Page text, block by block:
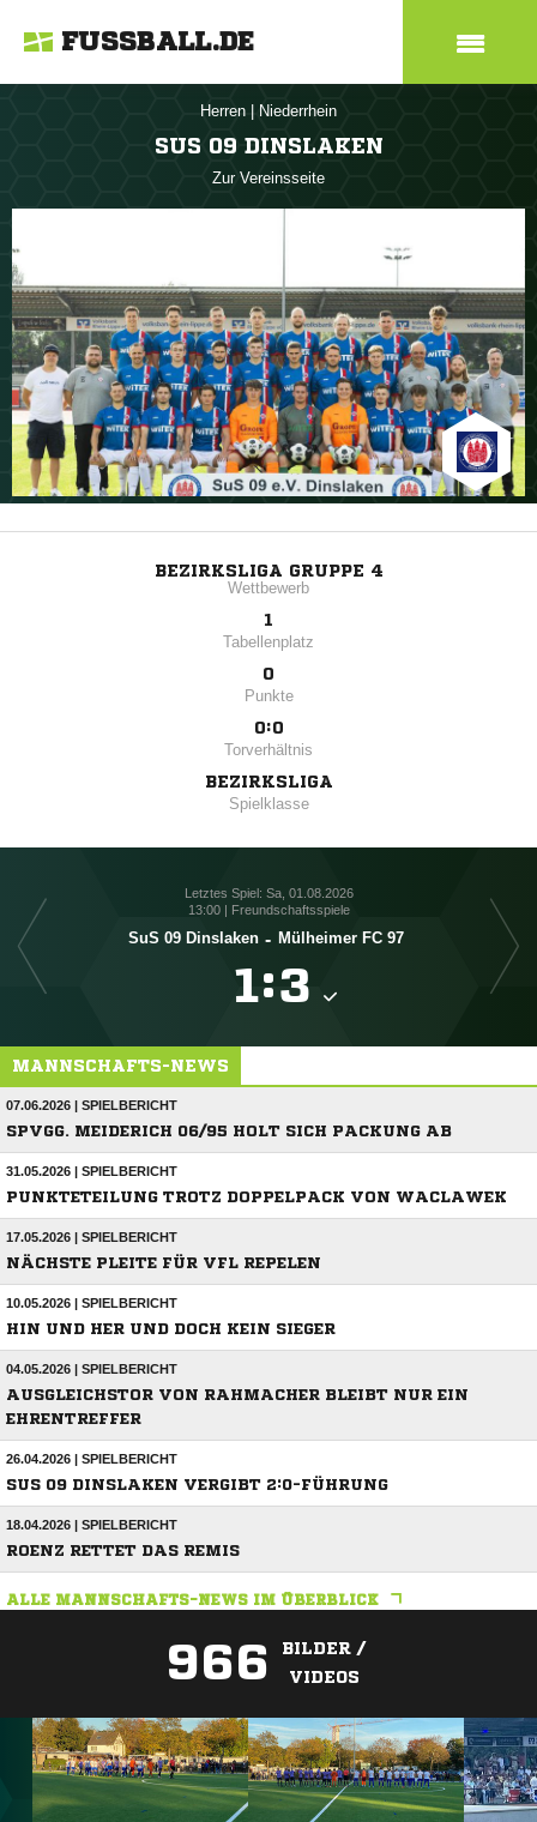
FUSSBALL.DE
Herren Niederrhein
SUS 09 DINSLAKEN
Zur Vereinsseite
BEZIRKSLIGA GRUPPE 4
Wettbewerb
1
Tabellenplatz
0
Punkte
0:0
Torverhältnis
BEZIRKSLIGA
Spielklasse
Letztes Spiel: Sa, 01.08.2026
13:00 | Freundschaftsspiele
SuS 09 Dinslaken - Mülheimer FC 97
:
MANNSCHAFTS-NEWS
07.06.2026 | SPIELBERICHT
SPVGG. MEIDERICH 06/95 HOLT SICH PACKUNG AB
31.05.2026 | SPIELBERICHT
PUNKTETEILUNG TROTZ DOPPELPACK VON WACLAWEK
17.05.2026 | SPIELBERICHT
NÄCHSTE PLEITE FÜR VFL REPELEN
10.05.2026 | SPIELBERICHT
HIN UND HER UND DOCH KEIN SIEGER
04.05.2026 | SPIELBERICHT
AUSGLEICHSTOR VON RAHMACHER BLEIBT NUR EIN
EHRENTREFFER
26.04.2026 | SPIELBERICHT
SUS 09 DINSLAKEN VERGIBT 2:0-FÜHRUNG
18.04.2026 | SPIELBERICHT
ROENZ RETTET DAS REMIS
ALLE MANNSCHAFTS-NEWS IM ÜBERBLICK
966
BILDER /
VIDEOS